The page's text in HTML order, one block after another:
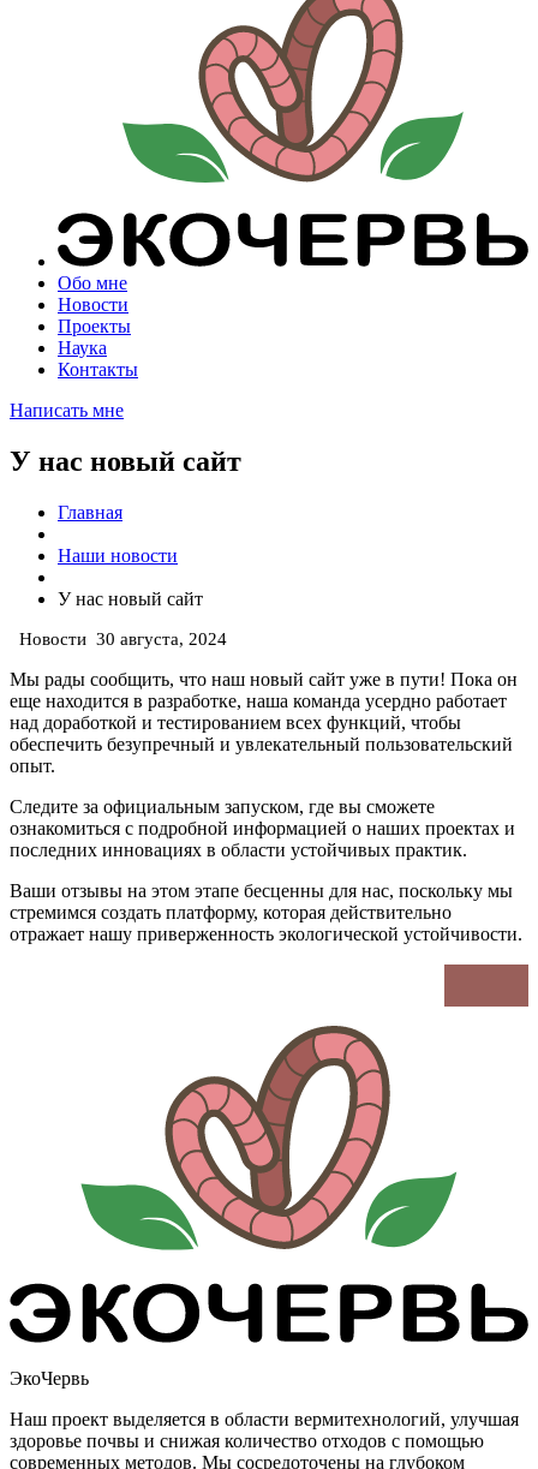
Обо мне
Новости
Проекты
Наука
Контакты
Написать мне
У нас новый сайт
Главная
Наши новости
У нас новый сайт
Новости 30 августа, 2024
Мы рады сообщить, что наш новый сайт уже в пути! Пока он
еще находится в разработке, наша команда усердно работает
над доработкой и тестированием всех функций, чтобы
обеспечить безупречный и увлекательный пользовательский
опыт.
Следите за официальным запуском, где вы сможете
ознакомиться с подробной информацией о наших проектах и
последних инновациях в области устойчивых практик.
Ваши отзывы на этом этапе бесценны для нас, поскольку мы
стремимся создать платформу, которая действительно
отражает нашу приверженность экологической устойчивости.
ЭкоЧервь
Наш проект выделяется в области вермитехнологий, улучшая
здоровье почвы и снижая количество отходов с помощью
современных методов. Мы сосредоточены на глубоком